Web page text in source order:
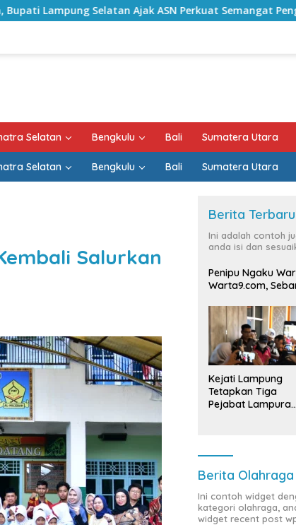
ASN Perkuat Semangat Pengabdian dan Tingkatkan
Selatan Bengkulu Bali Sumatera Utara
Selatan Bengkulu Bali Sumatera Utara
Salurkan
Berita Terbaru
Ini adalah contoh
anda isi dan
Penipu Ngaku
Warta9.com,
Kejati Lampung
Tetapkan Tiga
Pejabat Lampura
Berita Olahraga
Ini contoh widget
kategori olahraga,
widget recent post